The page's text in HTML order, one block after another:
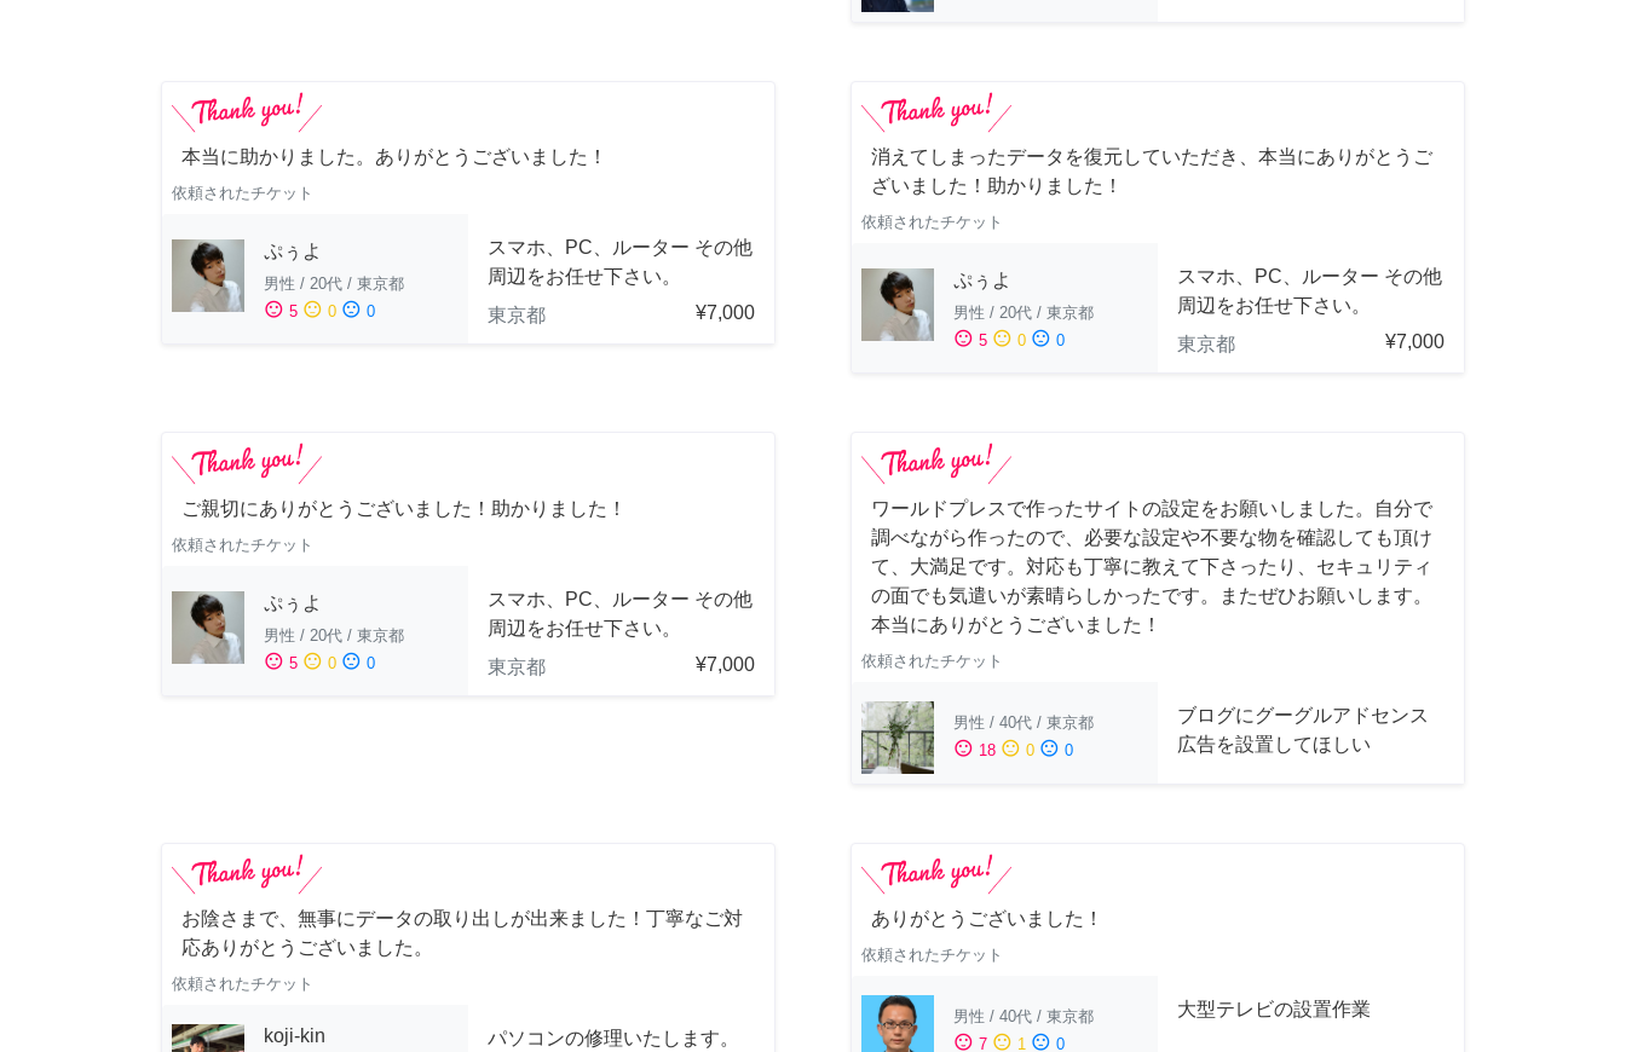
本当に助かりました。ありがとうございました！
依頼されたチケット
ぷぅよ
男性 / 20代 / 東京都
sentiment_satisfied 5 sentiment_neutral 0 sentiment_dissatisfied 0
スマホ、PC、ルーター その他
周辺をお任せ下さい。
東京都
¥7,000
消えてしまったデータを復元していただき、本当にありがとうご
ざいました！助かりました！
依頼されたチケット
ぷぅよ
男性 / 20代 / 東京都
sentiment_satisfied 5 sentiment_neutral 0 sentiment_dissatisfied 0
スマホ、PC、ルーター その他
周辺をお任せ下さい。
東京都
¥7,000
ご親切にありがとうございました！助かりました！
依頼されたチケット
ぷぅよ
男性 / 20代 / 東京都
sentiment_satisfied 5 sentiment_neutral 0 sentiment_dissatisfied 0
スマホ、PC、ルーター その他
周辺をお任せ下さい。
東京都
¥7,000
ワールドプレスで作ったサイトの設定をお願いしました。自分で
調べながら作ったので、必要な設定や不要な物を確認しても頂け
て、大満足です。対応も丁寧に教えて下さったり、セキュリティ
の面でも気遣いが素晴らしかったです。またぜひお願いします。
本当にありがとうございました！
依頼されたチケット
男性 / 40代 / 東京都
sentiment_satisfied 18 sentiment_neutral 0 sentiment_dissatisfied 0
ブログにグーグルアドセンス
広告を設置してほしい
お陰さまで、無事にデータの取り出しが出来ました！丁寧なご対
応ありがとうございました。
依頼されたチケット
koji-kin パソコンの修理いたします。
ありがとうございました！
依頼されたチケット
男性 / 40代 / 東京都
sentiment_satisfied 7 sentiment_neutral 1 sentiment_dissatisfied 0
大型テレビの設置作業